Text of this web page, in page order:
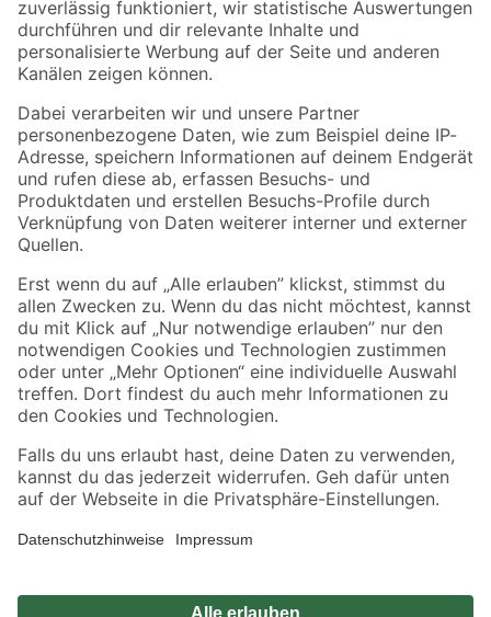
Zur Newsletter Anmeldung
Folge uns
Zahlungsarten Versandarten
Sicher einkaufen
Jetzt die toom-App herunterladen
Alle Preisangaben in EUR inkl. gesetzl. MwSt.. Die dargestellten Angebote sind unter
Umständen nicht in allen Märkten verfügbar. Die angegebenen Verfügbarkeiten beziehen
Produkte nur solange der Vorrat reicht.
*Paketversand ab 59 € versandkostenfrei, gilt nicht für Artikel mit Speditionsversand, hier
Privatsphäre Impressum